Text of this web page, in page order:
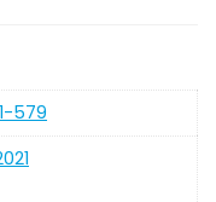
579